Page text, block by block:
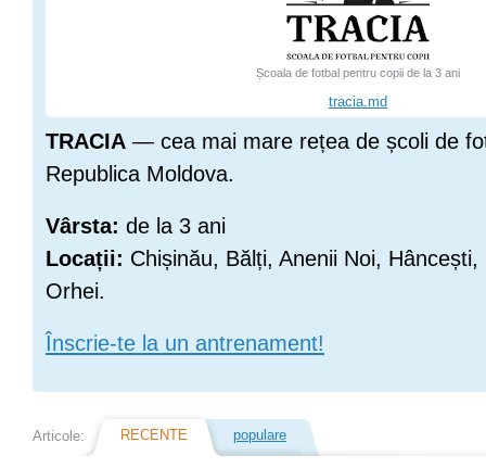
Școala de fotbal pentru copii de la 3 ani
tracia.md
TRACIA — cea mai mare rețea de școli de
Republica Moldova.
Vârsta: de la 3 ani
Locații: Chișinău, Bălți, Anenii Noi,
Orhei.
Înscrie-te la un antrenament!
Articole: RECENTE populare